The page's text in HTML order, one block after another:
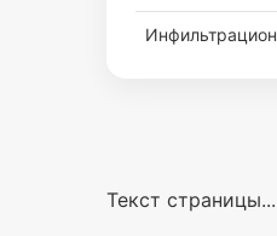
Текст страницы...